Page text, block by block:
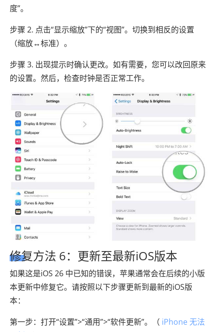
度”。
步骤 2. 点击“显示缩放”下的“视图”。切换到相反的设置
（缩放↔标准）。
步骤 3. 出现提示时确认更改。如有需要，您可以改回原来
的设置。然后，检查时钟是否正常工作。
修复方法 6：更新至最新iOS版本
如果这是iOS 26 中已知的错误，苹果通常会在后续的小版
本更新中修复它。请按照以下步骤更新到最新的iOS版
本：
第一步：打开“设置”>“通用”>“软件更新”。（ iPhone 无法